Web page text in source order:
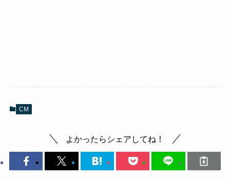
CM
よかったらシェアしてね！